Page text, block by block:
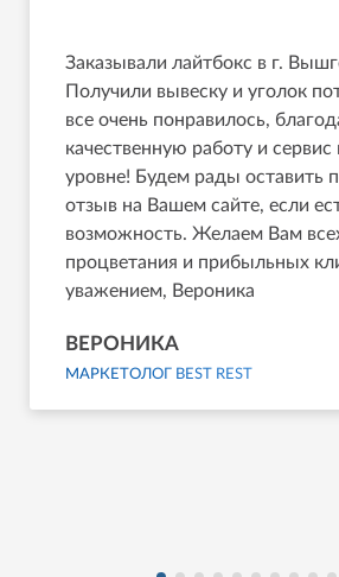
Заказывали лайтбокс в г.
Получили вывеску и уголок
все очень понравилось,
качественную работу и
уровне! Будем рады оставить
отзыв на Вашем сайте, если
возможность. Желаем Вам
процветания и прибыльных
уважением, Вероника
ВЕРОНИКА
МАРКЕТОЛОГ BEST REST